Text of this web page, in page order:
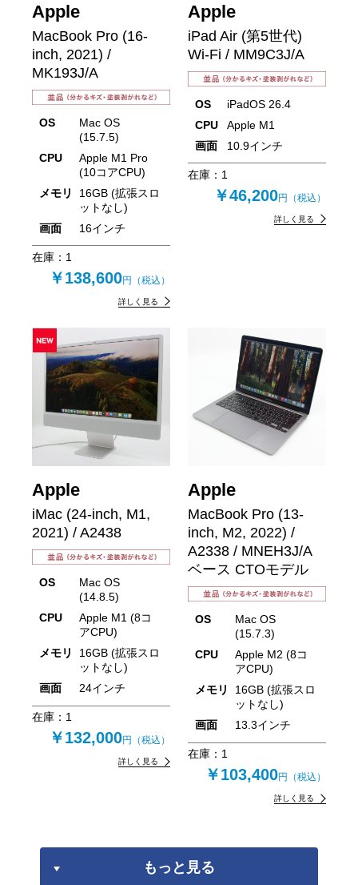
Apple
MacBook Pro (16-
inch, 2021) /
MK193J/A
OS
Mac OS
(15.7.5)
CPU
Apple M1 Pro
(10コアCPU)
メモリ
16GB (拡張スロ
ットなし)
画面
16インチ
在庫： 1
￥138,600円（税込）
詳しく見る
Apple
iPad Air (第5世代)
Wi-Fi / MM9C3J/A
OS
iPadOS 26.4
CPU
Apple M1
画面
10.9インチ
在庫： 1
￥46,200円（税込）
詳しく見る
Apple
iMac (24-inch, M1,
2021) / A2438
OS
Mac OS
(14.8.5)
CPU
Apple M1 (8コ
アCPU)
メモリ
16GB (拡張スロ
ットなし)
画面
24インチ
在庫： 1
￥132,000円（税込）
詳しく見る
Apple
MacBook Pro (13-
inch, M2, 2022) /
A2338 / MNEH3J/A
ベース CTOモデル
OS
Mac OS
(15.7.3)
CPU
Apple M2 (8コ
アCPU)
メモリ
16GB (拡張スロ
ットなし)
画面
13.3インチ
在庫： 1
￥103,400円（税込）
詳しく見る
もっと見る